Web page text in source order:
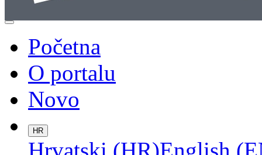
Početna
O portalu
Novo
HR